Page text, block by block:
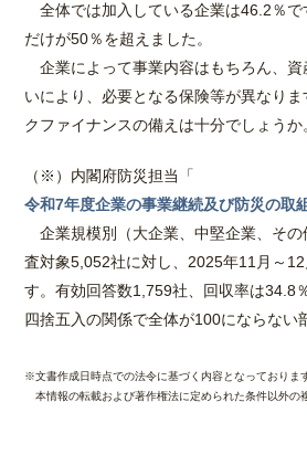
全体では加入している企業は46.2％で
だけが50％を超えました。
企業によって事業内容はもちろん、資
いにより、必要となる保険等が異なり
クファイナンスの備えは十分でしょうか
（※）内閣府防災担当「
令和7年度企業の事業継続及び防災の取
企業規模別（大企業、中堅企業、その
査対象5,052社に対し、2025年11月～
す。有効回答数1,759社、回収率は34.8
四捨五入の関係で全体が100にならない
※文書作成日時点での法令に基づく内容となっておりま
本情報の転載および著作権法に定められた条件以外の